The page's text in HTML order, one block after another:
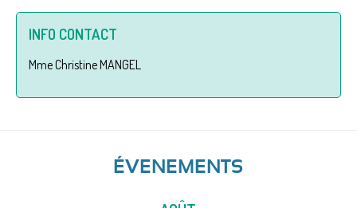
INFO CONTACT
Mme Christine MANGEL
ÉVENEMENTS